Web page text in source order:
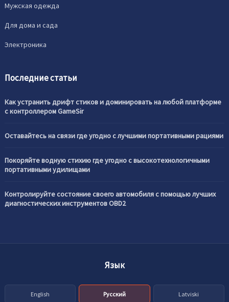
Мужская одежда
Для дома и сада
Электроника
Последние статьи
Как устранить дрифт стиков и доминировать на любой платформе
с контроллером GameSir
Оставайтесь на связи где угодно с лучшими портативными рациями
Покоряйте водную стихию где угодно с высокотехнологичными
портативными удилищами
Контролируйте состояние своего автомобиля с помощью лучших
диагностических инструментов OBD2
Язык
English Русский Latviski